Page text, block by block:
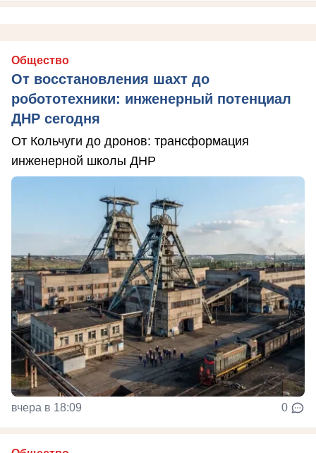
Общество
От восстановления шахт до
робототехники: инженерный потенциал
ДНР сегодня
От Кольчуги до дронов: трансформация
инженерной школы ДНР
вчера в 18:09 0